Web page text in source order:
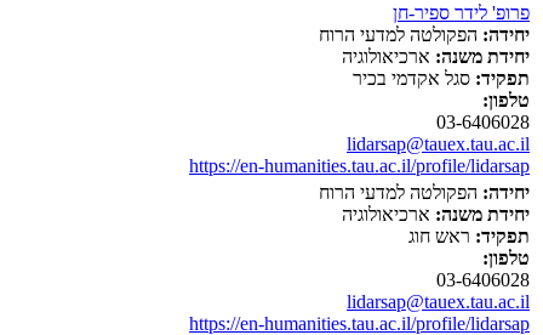
פרופ' לידר ספיר-חן
יחידה: הפקולטה למדעי הרוח
יחידת משנה: ארכיאולוגיה
תפקיד: סגל אקדמי בכיר
טלפון:
03-6406028
lidarsap@tauex.tau.ac.il
https://en-humanities.tau.ac.il/profile/lidarsap
יחידה: הפקולטה למדעי הרוח
יחידת משנה: ארכיאולוגיה
תפקיד: ראש חוג
טלפון:
03-6406028
lidarsap@tauex.tau.ac.il
https://en-humanities.tau.ac.il/profile/lidarsap